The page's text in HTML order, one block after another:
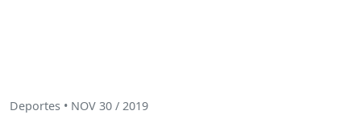
Deportes • NOV 30 / 2019